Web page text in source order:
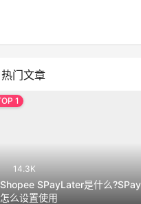
热门文章
14.3K
Shopee SPayLater是什么
怎么设置使用